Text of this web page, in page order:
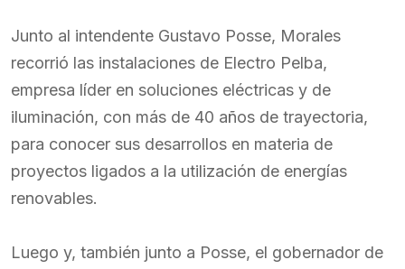
Junto al intendente Gustavo Posse, Morales
recorrió las instalaciones de Electro Pelba,
empresa líder en soluciones eléctricas y de
iluminación, con más de 40 años de trayectoria,
para conocer sus desarrollos en materia de
proyectos ligados a la utilización de energías
renovables.
Luego y, también junto a Posse, el gobernador de